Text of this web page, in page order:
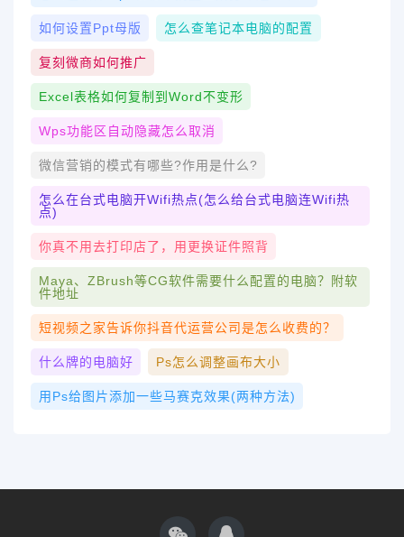
如何设置ppt母版 怎么查笔记本电脑的配置
复刻微商如何推广
Excel表格如何复制到word不变形
Wps功能区自动隐藏怎么取消
微信营销的模式有哪些?作用是什么?
怎么在台式电脑开wifi热点(怎么给台式电脑连wifi热
点)
你真不用去打印店了，用更换证件照背
Maya、ZBrush等CG软件需要什么配置的电脑？附软
件地址
短视频之家告诉你抖音代运营公司是怎么收费的？
什么牌的电脑好 Ps怎么调整画布大小
用ps给图片添加一些马赛克效果(两种方法)